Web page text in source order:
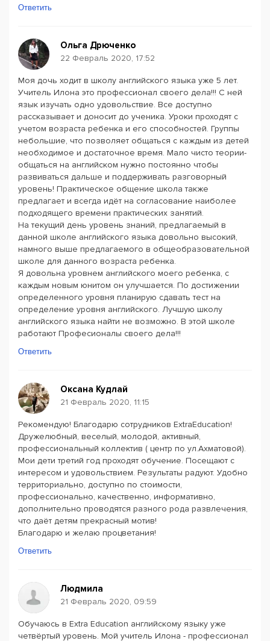
Ответить
Ольга Дрюченко
22 Февраль 2020, 17:52
Моя дочь ходит в школу английского языка уже 5 лет.
Учитель Илона это профессионал своего дела!!! С ней
язык изучать одно удовольствие. Все доступно
рассказывает и доносит до ученика. Уроки проходят с
учетом возраста ребенка и его способностей. Группы
небольшие, что позволяет общаться с каждым из детей
необходимое и достаточное время. Мало чисто теории-
общаться на английском нужно постоянно чтобы
развиваться дальше и поддерживать разговорный
уровень! Практическое общение школа также
предлагает и всегда идёт на согласование наиболее
подходящего времени практических занятий.
На текущий день уровень знаний, предлагаемый в
данной школе английского языка довольно высокий,
намного выше предлагаемого в общеобразовательной
школе для данного возраста ребенка.
Я довольна уровнем английского моего ребенка, с
каждым новым юнитом он улучшается. По достижении
определенного уровня планирую сдавать тест на
определение уровня английского. Лучшую школу
английского языка найти не возможно. В этой школе
работают Професионалы своего дела!!!
Ответить
Оксана Кудлай
21 Февраль 2020, 11:15
Рекомендую! Благодарю сотрудников ExtraEducation!
Дружелюбный, веселый, молодой, активный,
профессиональный коллектив ( центр по ул.Ахматовой).
Мои дети третий год проходят обучение. Посещают с
интересом и удовольствием. Результаты радуют. Удобно
территориально, доступно по стоимости,
профессионально, качественно, информативно,
дополнительно проводятся разного рода развлечения,
что даёт детям прекрасный мотив!
Благодарю и желаю процветания!
Ответить
Людмила
21 Февраль 2020, 09:59
Обучаюсь в Extra Education английскому языку уже
четвёртый уровень. Мой учитель Илона - профессионал